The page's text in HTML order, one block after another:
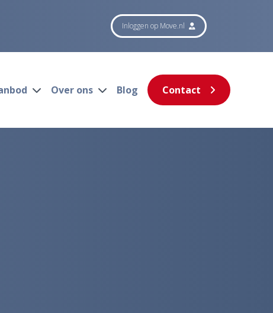
Inloggen op Move.nl
Over ons Blog Contact